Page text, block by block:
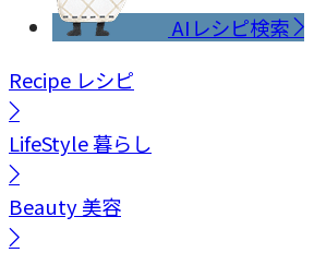
AIレシピ検索
Recipe レシピ
LifeStyle暮らし
Beauty美容